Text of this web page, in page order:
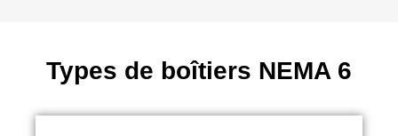
Types de boîtiers NEMA 6